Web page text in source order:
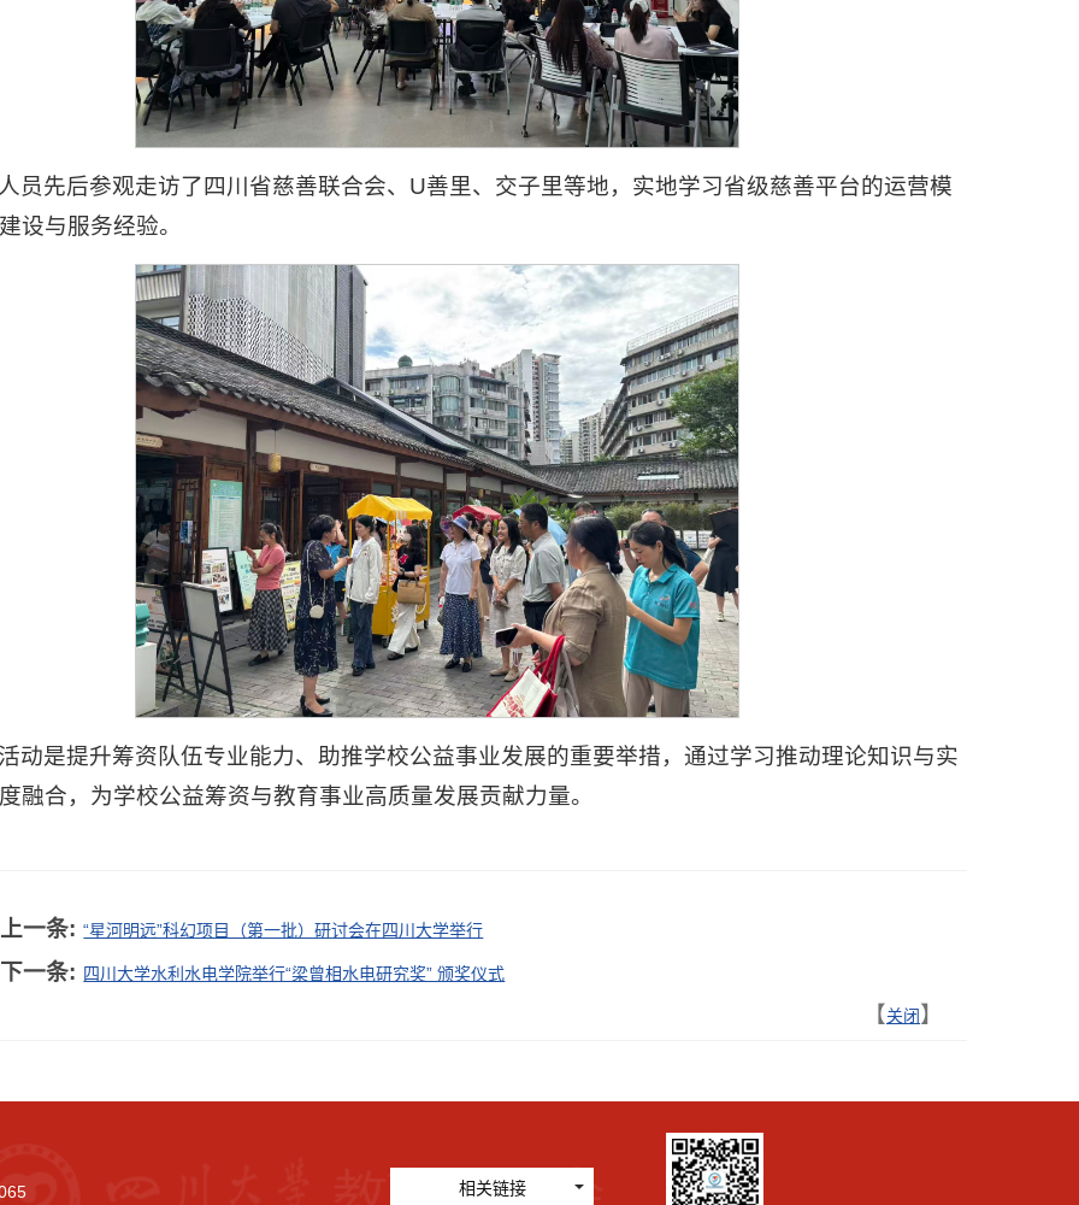
员先后参观走访了四川省慈善联合会、U善里、交子里等地，实地学习省级慈善平台的运营模
设与服务经验。
动是提升筹资队伍专业能力、助推学校公益事业发展的重要举措，通过学习推动理论知识与实
融合，为学校公益筹资与教育事业高质量发展贡献力量。
上一条: “星河明远”科幻项目（第一批）研讨会在四川大学举行
下一条: 四川大学水利水电学院举行“梁曾相水电研究奖” 颁奖仪式
【关闭】
相关链接